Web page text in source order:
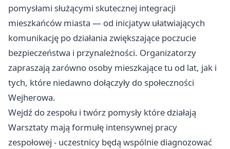
pomysłami służącymi skutecznej integracji
mieszkańców miasta — od inicjatyw ułatwiających
komunikację po działania zwiększające poczucie
bezpieczeństwa i przynależności. Organizatorzy
zapraszają zarówno osoby mieszkające tu od lat, jak i
tych, które niedawno dołączyły do społeczności
Wejherowa.
Wejdź do zespołu i twórz pomysły które działają
Warsztaty mają formułę intensywnej pracy
zespołowej - uczestnicy będą wspólnie diagnozować